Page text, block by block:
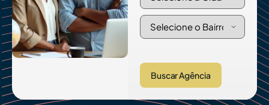
Buscar Agência